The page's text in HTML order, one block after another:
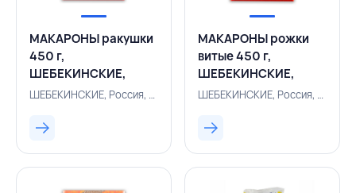
МАКАРОНЫ ракушки
450 г,
ШЕБЕКИНСКИЕ,
РОССИЯ
ШЕБЕКИНСКИЕ, Россия, 156400119
МАКАРОНЫ рожки
витые 450 г,
ШЕБЕКИНСКИЕ,
РОССИЯ
ШЕБЕКИНСКИЕ, Россия, 156400120